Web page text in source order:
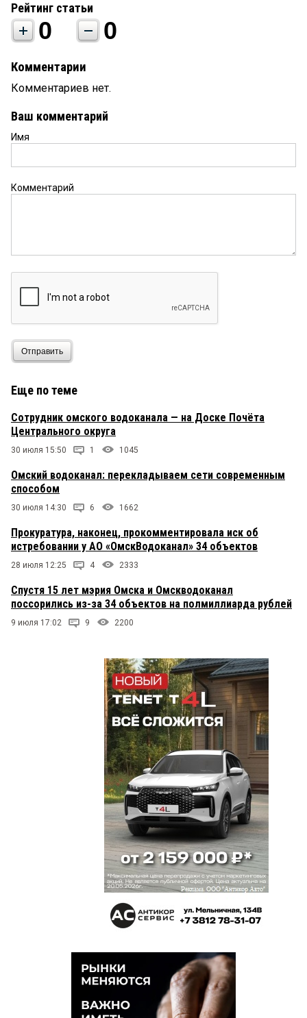
Рейтинг статьи
0 0
Комментарии
Комментариев нет.
Ваш комментарий
Имя
Комментарий
Отправить
Еще по теме
Сотрудник омского водоканала — на Доске Почёта
Центрального округа
30 июля 15:50 1 1045
Омский водоканал: перекладываем сети современным
способом
30 июля 14:30 6 1662
Прокуратура, наконец, прокомментировала иск об
истребовании у АО «ОмскВодоканал» 34 объектов
28 июля 12:25 4 2333
Спустя 15 лет мэрия Омска и Омскводоканал
поссорились из-за 34 объектов на полмиллиарда рублей
9 июля 17:02 9 2200